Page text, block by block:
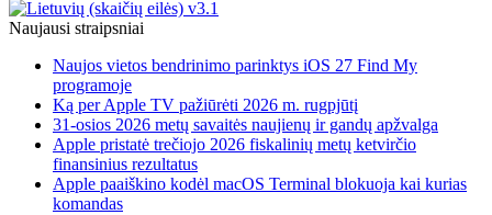
Naujausi straipsniai
Naujos vietos bendrinimo parinktys iOS 27 Find My
programoje
Ką per Apple TV pažiūrėti 2026 m. rugpjūtį
31-osios 2026 metų savaitės naujienų ir gandų apžvalga
Apple pristatė trečiojo 2026 fiskalinių metų ketvirčio
finansinius rezultatus
Apple paaiškino kodėl macOS Terminal blokuoja kai kurias
komandas